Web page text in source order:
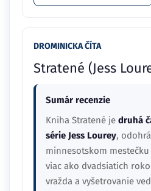
DROMINICKA ČÍTA
Stratené (Jess
Sumár recenzie
Kniha Stratené je druhá
série Jess Lourey,
minnesotskom mestečku
viac ako dvadsiatich
vražda a vyšetrovanie